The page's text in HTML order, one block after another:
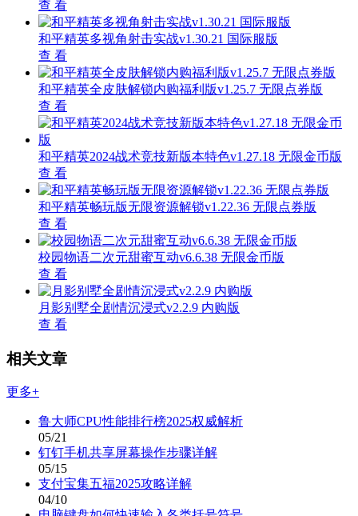
查 看
和平精英多视角射击实战v1.30.21 国际服版
查 看
和平精英全皮肤解锁内购福利版v1.25.7 无限点券版
查 看
和平精英2024战术竞技新版本特色v1.27.18 无限金币版
查 看
和平精英畅玩版无限资源解锁v1.22.36 无限点券版
查 看
校园物语二次元甜蜜互动v6.6.38 无限金币版
查 看
月影别墅全剧情沉浸式v2.2.9 内购版
查 看
相关文章
更多+
鲁大师CPU性能排行榜2025权威解析
05/21
钉钉手机共享屏幕操作步骤详解
05/15
支付宝集五福2025攻略详解
04/10